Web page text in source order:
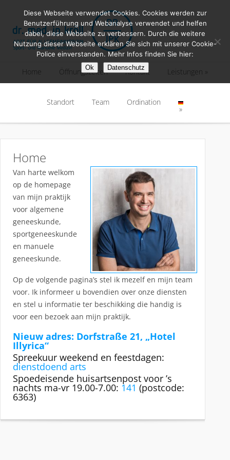
Home Öffnungszeiten
Öffnungszeiten
Kontakt
Kontakt
Leistungen
Leistungen
Standort Team Ordination
Home
Van harte welkom
op de homepage
van mijn praktijk
voor algemene
geneeskunde,
sportgeneeskunde
en manuele
geneeskunde.
Op de volgende pagina’s stel ik mezelf en mijn team
voor. Ik informeer u bovendien over onze diensten
en stel u informatie ter beschikking die handig is
voor een bezoek aan mijn praktijk.
Nieuw adres: Dorfstraße 21, „Hotel
Illyrica“
Spreekuur weekend en feestdagen:
dienstdoend arts
Spoedeisende huisartsenpost voor ’s
nachts ma-vr 19.00-7.00: 141 (postcode:
6363)
Diese Webseite verwendet Cookies. Cookies werden zur
Benutzerführung und Webanalyse verwendet und helfen
dabei, diese Webseite zu verbessern. Durch die weitere
Nutzung dieser Webseite erklären Sie sich mit unserer Cookie-
Police einverstanden. Mehr Infos finden Sie hier:
Ok Datenschutz